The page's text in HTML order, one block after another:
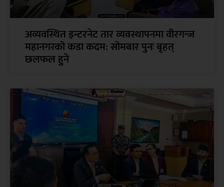
अव्यवस्थित इन्टरनेट तार व्यवस्थापनमा वीरगन्ज
महानगरको कडा कदम: सोमबार पुनः बृहत्
छलफल हुने